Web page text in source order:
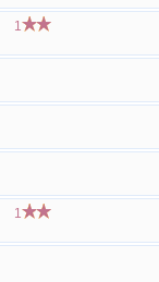
1
1